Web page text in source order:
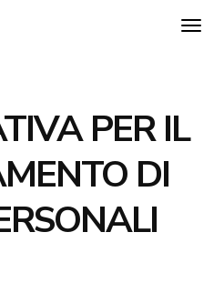
PER IL
DI